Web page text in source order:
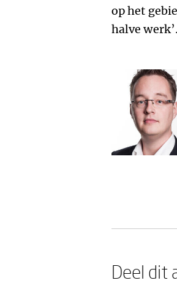
op het
halve
Deel dit